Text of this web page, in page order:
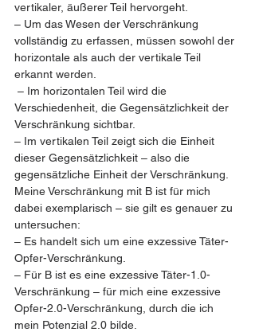
vertikaler, äußerer Teil hervorgeht.
– Um das Wesen der Verschränkung
vollständig zu erfassen, müssen sowohl der
horizontale als auch der vertikale Teil
erkannt werden.
– Im horizontalen Teil wird die
Verschiedenheit, die Gegensätzlichkeit der
Verschränkung sichtbar.
– Im vertikalen Teil zeigt sich die Einheit
dieser Gegensätzlichkeit – also die
gegensätzliche Einheit der Verschränkung.
Meine Verschränkung mit B ist für mich
dabei exemplarisch – sie gilt es genauer zu
untersuchen:
– Es handelt sich um eine exzessive Täter-
Opfer-Verschränkung.
– Für B ist es eine exzessive Täter-1.0-
Verschränkung – für mich eine exzessive
Opfer-2.0-Verschränkung, durch die ich
mein Potenzial 2.0 bilde.